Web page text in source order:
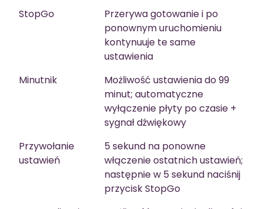
StopGo
Przerywa gotowanie i po
ponownym uruchomieniu
kontynuuje te same
ustawienia
Minutnik
Możliwość ustawienia do 99
minut; automatyczne
wyłączenie płyty po czasie +
sygnał dźwiękowy
Przywołanie
ustawień
5 sekund na ponowne
włączenie ostatnich ustawień;
następnie w 5 sekund naciśnij
przycisk StopGo